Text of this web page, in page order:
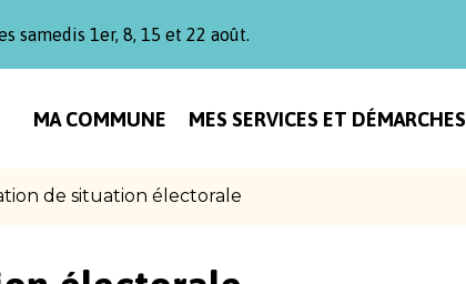
samedis 1er, 8, 15 et 22 août.
MA COMMUNE MES SERVICES ET DÉMARCHES
de situation électorale